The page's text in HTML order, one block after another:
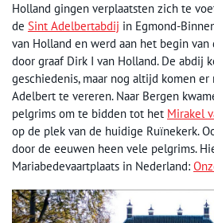
Holland gingen verplaatsten zich te
de Sint Adelbertabdij in Egmond-
van Holland en werd aan het begin
door graaf Dirk I van Holland. De abdij
geschiedenis, maar nog altijd komen er
Adelbert te vereren. Naar Bergen
pelgrims om te bidden tot het Mirakel
op de plek van de huidige Ruïnekerk.
door de eeuwen heen vele pelgrims.
Mariabedevaartplaats in Nederland: